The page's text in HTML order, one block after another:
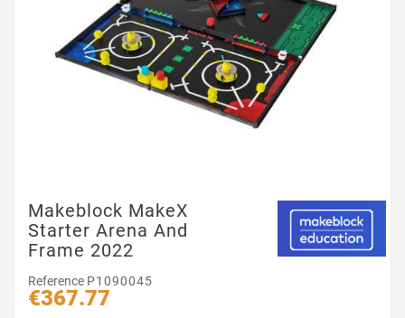
Makeblock MakeX
Starter Arena And
Frame 2022
Reference P1090045
€367.77